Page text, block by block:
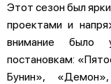
Этот сезон был
проектами и
внимание было
постановкам:
Бунин»,